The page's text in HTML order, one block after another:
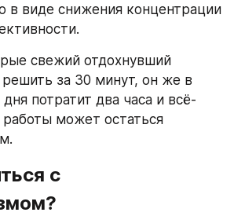
в виде снижения концентрации
свежий отдохнувший
за 30 минут, он же в
потратит два часа и всё-
работы может остаться
с